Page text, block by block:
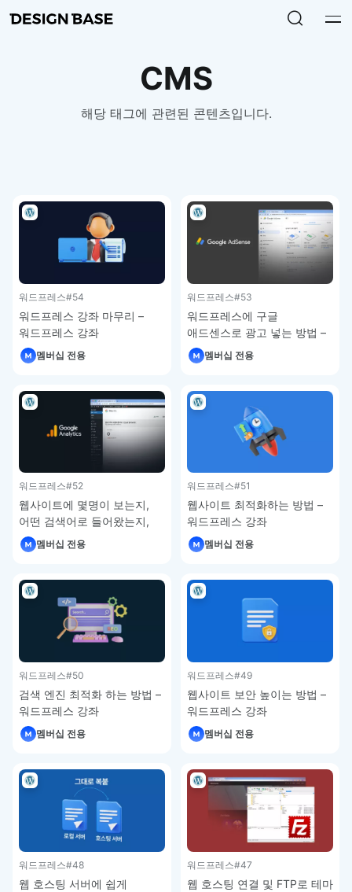
CMS
해당 태그에 관련된 콘텐츠입니다.
워드프레스#54
워드프레스 강좌 마무리 –
워드프레스 강좌
멤버십 전용
워드프레스#53
워드프레스에 구글
애드센스로 광고 넣는 방법 –
워드프레스 강좌
멤버십 전용
워드프레스#52
웹사이트에 몇명이 보는지,
어떤 검색어로 들어왔는지,
사이트의 속도는 어떤지
파악하는 방법 – 워드프레스
멤버십 전용
워드프레스#51
웹사이트 최적화하는 방법 –
워드프레스 강좌
멤버십 전용
워드프레스#50
검색 엔진 최적화 하는 방법 –
워드프레스 강좌
멤버십 전용
워드프레스#49
웹사이트 보안 높이는 방법 –
워드프레스 강좌
멤버십 전용
워드프레스#48
웹 호스팅 서버에 쉽게
워드프레스#47
웹 호스팅 연결 및 FTP로 테마